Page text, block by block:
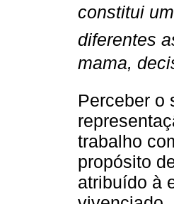
constitui
diferentes
mama,
Perceber o
trabalho
propósito
atribuído à